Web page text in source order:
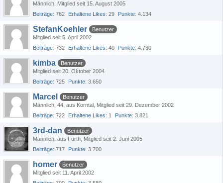
Männlich Mitglied seit 15. August 2005
Beiträge 762 Erhaltene Likes 29 Punkte 4.134
StefanKoehler
Benutzer
Mitglied seit 5. April 2002
Beiträge 732 Erhaltene Likes 40 Punkte 4.730
kimba
Benutzer
Mitglied seit 20. Oktober 2004
Beiträge 725 Punkte 3.650
Marcel
Benutzer
Männlich 44 aus Korntal Mitglied seit 29. Dezember 2002
Beiträge 722 Erhaltene Likes 1 Punkte 3.821
3rd-dan
Benutzer
Männlich aus Fürth Mitglied seit 2. Juni 2005
Beiträge 717 Punkte 3.700
homer
Benutzer
Mitglied seit 11. April 2002